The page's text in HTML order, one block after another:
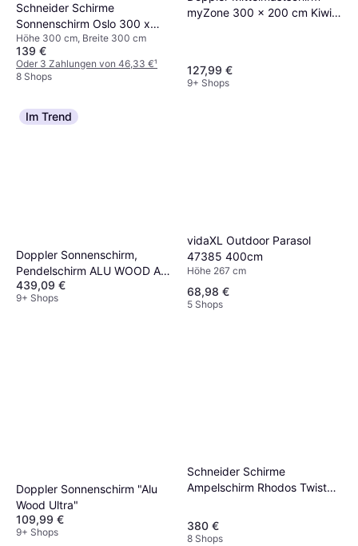
Schneider Schirme
Sonnenschirm Oslo 300 x
200 cm Blau 300cm
Höhe 300 cm, Breite 300 cm
139 €
Oder 3 Zahlungen von 46,33 €¹
8 Shops
myZone 300 x 200 cm Kiwi
127,99 €
9+ Shops
Im Trend
Doppler Sonnenschirm,
Pendelschirm ALU WOOD AX
Ultra
439,09 €
9+ Shops
vidaXL Outdoor Parasol
47385 400cm
Höhe 267 cm
68,98 €
5 Shops
Doppler Sonnenschirm "Alu
Wood Ultra"
109,99 €
9+ Shops
Schneider Schirme
Ampelschirm Rhodos Twist
380 €
8 Shops